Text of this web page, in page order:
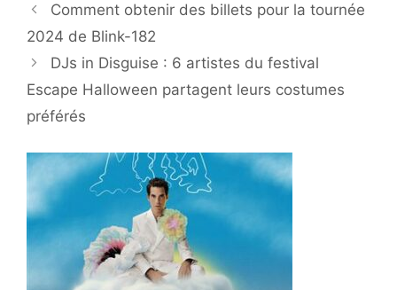
Comment obtenir des billets pour la tournée
2024 de Blink-182
DJs in Disguise : 6 artistes du festival
Escape Halloween partagent leurs costumes
préférés